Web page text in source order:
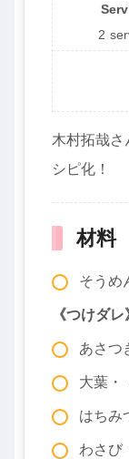
2
木村拓哉さ
シピ化！
材料
そうめ
《つけダレ
あさつ
大葉・
はちみ
わさび